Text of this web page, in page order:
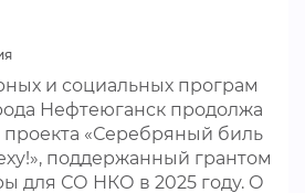
и социальных програм
Нефтеюганск продолжа
проекта «Серебряный биль
поддержанный грантом
для СО НКО в 2025 году. О